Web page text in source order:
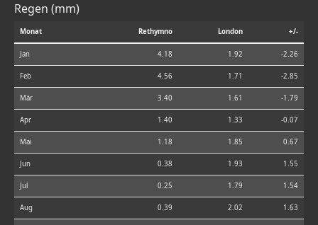
Regen (mm)
Monat Rethymno London +/-
Jan 4.18 1.92 -2.26
Feb 4.56 1.71 -2.85
Mär 3.40 1.61 -1.79
Apr 1.40 1.33 -0.07
Mai 1.18 1.85 0.67
Jun 0.38 1.93 1.55
Jul 0.25 1.79 1.54
Aug 0.39 2.02 1.63